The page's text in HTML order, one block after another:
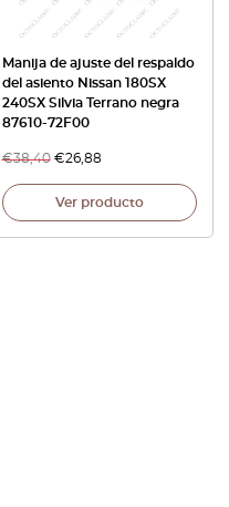
Manija de ajuste del respaldo
del asiento Nissan 180SX
240SX Silvia Terrano negra
87610-72F00
€38,40 €26,88
Ver producto